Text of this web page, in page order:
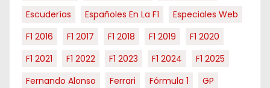
Escuderías
Españoles En La F1
Especiales Web
F1 2016
F1 2017 F1 2018 F1 2019
F1 2020
F1 2021
F1 2022 F1 2023 F1 2024
F1 2025
Fernando Alonso
Ferrari Fórmula 1
GP